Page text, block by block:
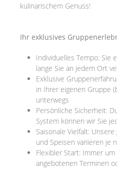
kulinarischem Genuss!
Ihr exklusives
Individuelles Tempo: Sie
lange Sie an jedem Ort
Exklusive
in Ihrer eigenen Gruppe
unterwegs
Persönliche Sicherheit:
System können wir Sie
Saisonale Vielfalt:
und Speisen variieren je
Flexibler Start: Immer
angebotenen Terminen